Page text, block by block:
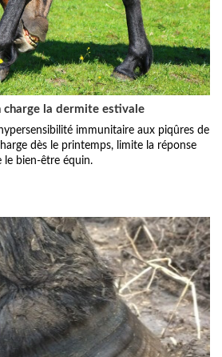
charge la dermite estivale
immunitaire aux piqûres de
dès le printemps, limite la réponse
le bien-être équin.